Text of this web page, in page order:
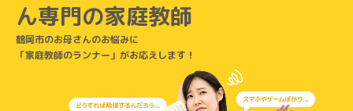
ん専門の家庭教師
鶴岡市のお母さんのお悩みに
「家庭教師のランナー」がお応えします！